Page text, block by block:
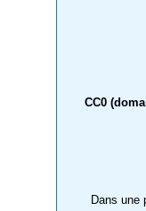
CC0
Dans une